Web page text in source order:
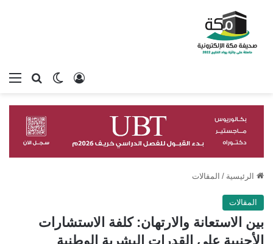
بحثالوضع
تسجيل الدخول
الرئيسية / المقالات
المقالات
بين الاستعانة والارتهان: كلفة الاستشارات
الأجنبية على القدرات البشرية الوطنية